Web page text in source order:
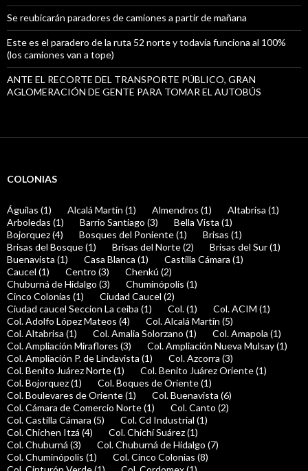
Se reubicarán paradores de camiones a partir de mañana
Este es el paradero de la ruta 52 norte y todavía funciona al 100%
(los camiones van a tope)
ANTE EL RECORTE DEL TRANSPORTE PÚBLICO, GRAN
AGLOMERACIÓN DE GENTE PARA TOMAR EL AUTOBÚS
COLONIAS
Águilas (1) Alcalá Martín (1) Almendros (1)
Altabrisa (1)
Arboledas (1)
Barrio Santiago (3)
Bella Vista (1)
Bojorquez (4)
Bosques del Poniente (1)
Brisas (1)
Brisas del Bosque (1)
Brisas del Norte (2)
Brisas del Sur (1)
Buenavista (1)
Casa Blanca (1)
Castilla Cámara (1)
Caucel (1)
Centro (3)
Chenkú (2)
Chuburná de Hidalgo (3)
Chuminópolis (1)
Cinco Colonias (1)
Ciudad Caucel (2)
Ciudad caucel Seccion La ceiba (1)
Col. (1)
Col. ACIM (1)
Col. Adolfo López Mateos (4)
Col. Alcalá Martín (5)
Col. Altabrisa (1)
Col. Amalia Solorzano (1)
Col. Amapola (1)
Col. Ampliación Miraflores (3)
Col. Ampliación Nueva Mulsay (1)
Col. Ampliación P. de Lindavista (1)
Col. Azcorra (3)
Col. Benito Juárez Norte (1)
Col. Benito Juárez Oriente (1)
Col. Bojorquez (1)
Col. Boques de Oriente (1)
Col. Boulevares de Oriente (1)
Col. Buenavista (6)
Col. Cámara de Comercio Norte (1)
Col. Canto (2)
Col. Castilla Cámara (5)
Col. Cd Industrial (1)
Col. Chichen Itzá (4)
Col. Chichí Suárez (1)
Col. Chuburná (3)
Col. Chuburná de Hidalgo (7)
Col. Chuminópolis (1)
Col. Cinco Colonias (8)